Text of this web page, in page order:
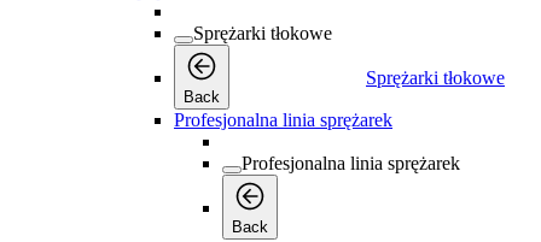
Sprężarki tłokowe
Back
Sprężarki tłokowe
Profesjonalna linia sprężarek
Profesjonalna linia sprężarek
Back